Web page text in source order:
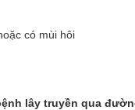
có mùi hôi
lây truyền qua